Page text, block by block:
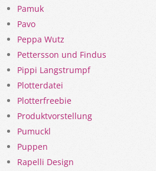
Pamuk
Pavo
Peppa Wutz
Pettersson und Findus
Pippi Langstrumpf
Plotterdatei
Plotterfreebie
Produktvorstellung
Pumuckl
Puppen
Rapelli Design